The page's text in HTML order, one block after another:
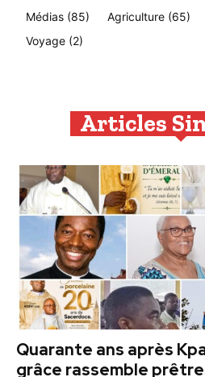
Médias (85) Agriculture (65)
Voyage (2)
Articles
Quarante ans après
grâce rassemble